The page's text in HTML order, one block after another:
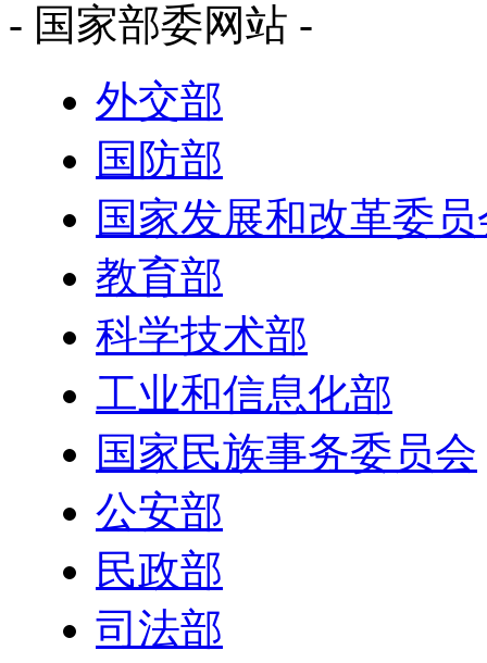
- 国家部委网站 -
外交部
国防部
国家发展和改革委
教育部
科学技术部
工业和信息化部
国家民族事务委员会
公安部
民政部
司法部